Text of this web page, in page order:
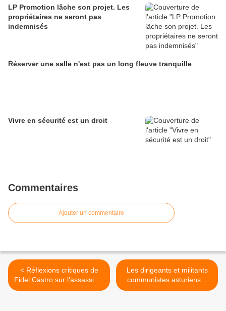
LP Promotion lâche son projet. Les
propriétaires ne seront pas
indemnisés
Réserver une salle n'est pas un long fleuve tranquille
Vivre en sécurité est un droit
Commentaires
Ajouter un commentaire
< Réflexions critiques de
Fidel Castro sur l'assassinat
d' Oussama Ben Laden
Les dirigeants et militants
communistes asturiens «
suspendus » par la